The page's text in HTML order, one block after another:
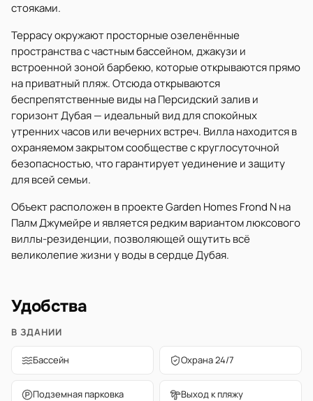
стояками.
Террасу окружают просторные озеленённые
пространства с частным бассейном, джакузи и
встроенной зоной барбекю, которые открываются прямо
на приватный пляж. Отсюда открываются
беспрепятственные виды на Персидский залив и
горизонт Дубая — идеальный вид для спокойных
утренних часов или вечерних встреч. Вилла находится в
охраняемом закрытом сообществе с круглосуточной
безопасностью, что гарантирует уединение и защиту
для всей семьи.
Объект расположен в проекте Garden Homes Frond N на
Палм Джумейре и является редким вариантом люксового
виллы-резиденции, позволяющей ощутить всё
великолепие жизни у воды в сердце Дубая.
Удобства
В ЗДАНИИ
Бассейн Охрана 24/7
Подземная парковка Выход к пляжу